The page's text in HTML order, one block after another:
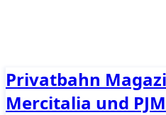
Privatbahn
Mercitalia und PJM